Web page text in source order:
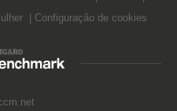
Configuração de cookies